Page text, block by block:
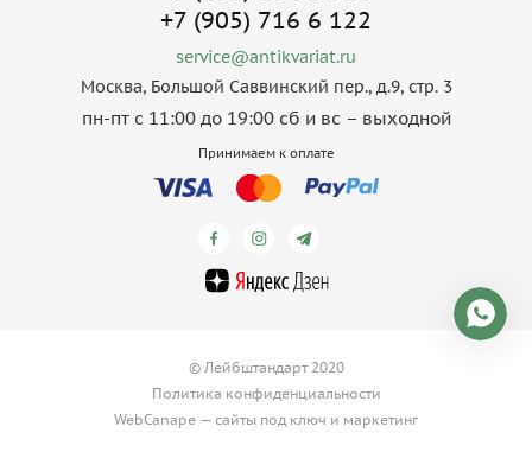
+7 (905) 716 6 122
service@antikvariat.ru
Москва, Большой Саввинский пер., д.9, стр. 3
пн-пт с 11:00 до 19:00 сб и вс – выходной
Принимаем к оплате
© Лейбштандарт 2020
Политика конфиденциальности
WebCanape — сайты под ключ и маркетинг